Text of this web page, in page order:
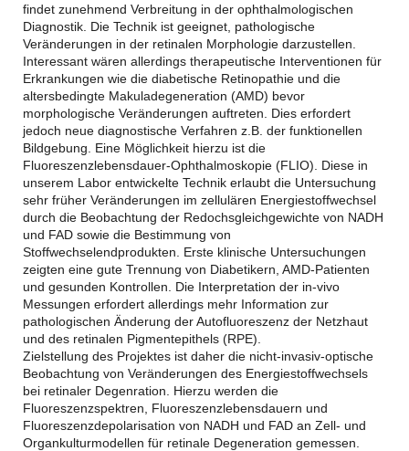
findet zunehmend Verbreitung in der ophthalmologischen
Diagnostik. Die Technik ist geeignet, pathologische
Veränderungen in der retinalen Morphologie darzustellen.
Interessant wären allerdings therapeutische Interventionen für
Erkrankungen wie die diabetische Retinopathie und die
altersbedingte Makuladegeneration (AMD) bevor
morphologische Veränderungen auftreten. Dies erfordert
jedoch neue diagnostische Verfahren z.B. der funktionellen
Bildgebung. Eine Möglichkeit hierzu ist die
Fluoreszenzlebensdauer-Ophthalmoskopie (FLIO). Diese in
unserem Labor entwickelte Technik erlaubt die Untersuchung
sehr früher Veränderungen im zellulären Energiestoffwechsel
durch die Beobachtung der Redochsgleichgewichte von NADH
und FAD sowie die Bestimmung von
Stoffwechselendprodukten. Erste klinische Untersuchungen
zeigten eine gute Trennung von Diabetikern, AMD-Patienten
und gesunden Kontrollen. Die Interpretation der in-vivo
Messungen erfordert allerdings mehr Information zur
pathologischen Änderung der Autofluoreszenz der Netzhaut
und des retinalen Pigmentepithels (RPE).
Zielstellung des Projektes ist daher die nicht-invasiv-optische
Beobachtung von Veränderungen des Energiestoffwechsels
bei retinaler Degenration. Hierzu werden die
Fluoreszenzspektren, Fluoreszenzlebensdauern und
Fluoreszenzdepolarisation von NADH und FAD an Zell- und
Organkulturmodellen für retinale Degeneration gemessen.